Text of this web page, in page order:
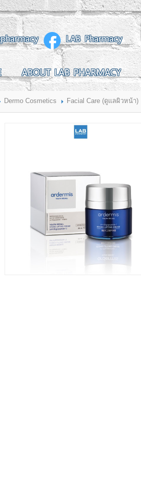
PHARMACY
แจ้งชำระเงิน
LAB Pharmacy
ABOUT LAB PHARMACY
Dermo Cosmetics Facial Care (ดูแลผิวหน้า)